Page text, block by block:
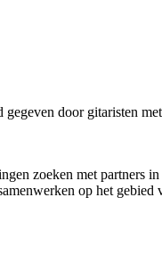
door gitaristen
zoeken met partners
op het gebied